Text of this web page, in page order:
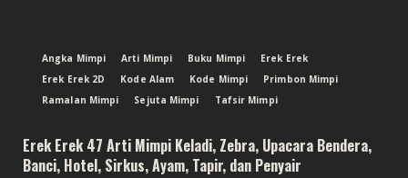
Angka Mimpi Arti Mimpi Buku Mimpi
Erek Erek
Erek Erek 2D
Kode Alam Kode Mimpi
Primbon Mimpi
Ramalan Mimpi
Sejuta Mimpi Tafsir Mimpi
Erek Erek 47 Arti Mimpi Keladi, Zebra, Upacara Bendera,
Banci, Hotel, Sirkus, Ayam, Tapir, dan Penyair